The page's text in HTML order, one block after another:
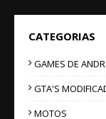
CATEGORIAS
GAMES DE
GTA'S
MOTOS